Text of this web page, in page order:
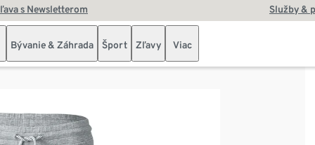
s Newsletterom Služby &
Bývanie & Záhrada Šport Zľavy Viac